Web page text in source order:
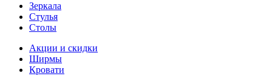
Зеркала
Стулья
Столы
Акции и скидки
Ширмы
Кровати